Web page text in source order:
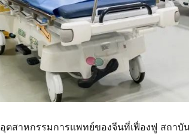
ตสาหกรรมการแพทย์ของจีนที่เฟื่องฟู สถาบั